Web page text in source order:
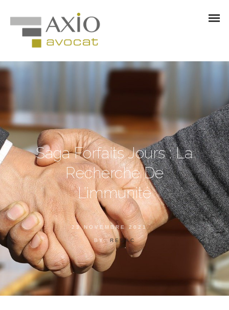
Saga Forfaits Jours : La
Recherche De
L’immunité
23 NOVEMBRE 2021
BY:REDAC